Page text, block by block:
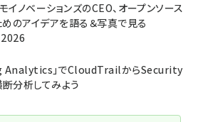
イノベーションズのCEO、オープンソース
のアイデアを語る＆写真で見る
Analytics」でCloudTrailからSecurity
分析してみよう